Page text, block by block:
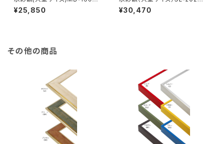
特全判 780×1050ミリ
¥25,850
特全判 780×1050ミリ
¥30,470
その他の商品